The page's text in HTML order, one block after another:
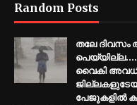
Random Posts
തലേ ദിവസം
വൈകി അവധി
പേജുകളില്‍